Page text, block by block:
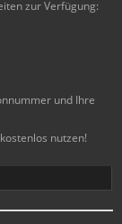
zur Verfügung:
und Ihre
nutzen!